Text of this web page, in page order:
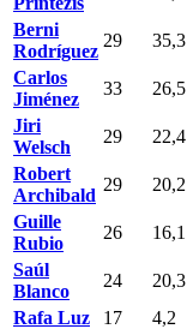
Berni
Rodríguez
29 35,3
Carlos
Jiménez
33 26,5
Jiri
Welsch
29 22,4
Robert
Archibald
29 20,2
Guille
Rubio
26 16,1
Saúl
Blanco
24 20,3
Rafa Luz
17 4,2